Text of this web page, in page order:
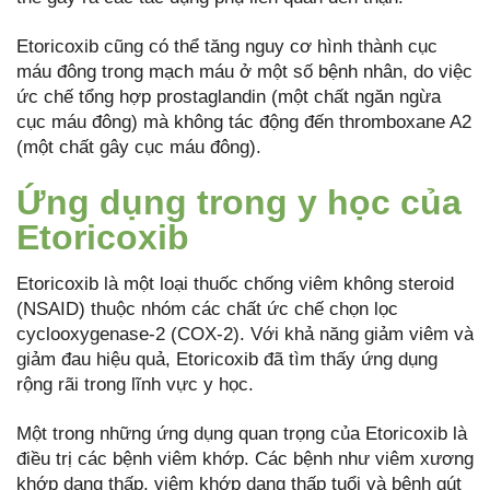
Etoricoxib cũng có thể tăng nguy cơ hình thành cục
máu đông trong mạch máu ở một số bệnh nhân, do việc
ức chế tổng hợp prostaglandin (một chất ngăn ngừa
cục máu đông) mà không tác động đến thromboxane A2
(một chất gây cục máu đông).
Ứng dụng trong y học của
Etoricoxib
Etoricoxib là một loại thuốc chống viêm không steroid
(NSAID) thuộc nhóm các chất ức chế chọn lọc
cyclooxygenase-2 (COX-2). Với khả năng giảm viêm và
giảm đau hiệu quả, Etoricoxib đã tìm thấy ứng dụng
rộng rãi trong lĩnh vực y học.
Một trong những ứng dụng quan trọng của Etoricoxib là
điều trị các bệnh viêm khớp. Các bệnh như viêm xương
khớp dạng thấp, viêm khớp dạng thấp tuổi và bệnh gút